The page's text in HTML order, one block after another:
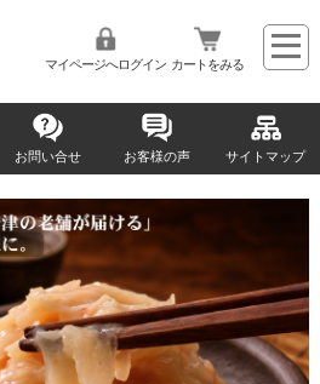
マイページへログイン カートをみる
お問い合せ お客様の声 サイトマップ